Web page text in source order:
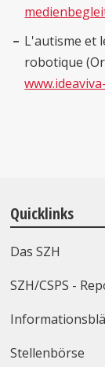
L'autisme et
robotique
Quicklinks
Das SZH
SZH/CSPS -
Stellenbörse